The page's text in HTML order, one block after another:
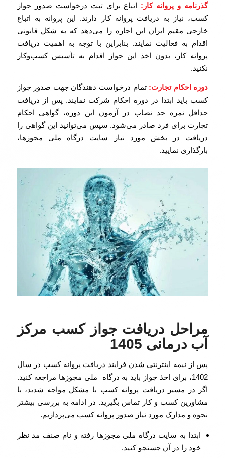
گذرنامه و پروانه کار: اتباع برای ثبت درخواست صدور جواز
کسب، نیاز به دریافت پروانه کار دارند. این پروانه به اتباع
خارجی مقیم ایران این اجاره‌ را می‌دهد که به شکل قانونی
اقدام به فعالیت نمایند. بنابراین با توجه به اهمیت دریافت
پروانه کار، بدون اخذ این جواز اقدام به تأسیس کسب‌وکار
نکنید.
دوره احکام تجارت:تمام درخواست دهندگان جهت صدور جواز
کسب باید ابتدا در دوره احکام شرکت نمایند. پس از دریافت
حداقل نمره حد نصاب در آزمون این دوره، گواهی احکام
تجارت برای فرد صادر می‌شود. سپس می‌توانید این گواهی را
دریافت در بخش مورد نیاز سایت درگاه ملی مجوزها،
بارگذاری نمایید.
مراحل دریافت جواز کسب مرکز
آب درمانی 1405
پس از نیمه اینترنتی شدن فرایند دریافت پروانه کسب در سال
1402، برای اخذ جواز باید به درگاه ملی مجوزها مراجعه کنید.
اگر در مسیر دریافت پروانه کسب با مشکل مواجه شدید، با
مشاورین کسب و کار تماس بگیرید. در ادامه به بررسی بیشتر
نحوه و مدارک مورد نیاز صدور پروانه کسب می‌پردازیم.
ابتدا به سایت درگاه ملی مجوزها رفته و نام صنف مد نظر
خود را در آن جستجو کنید.